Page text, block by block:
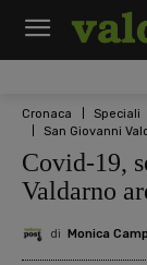
Cronaca Speciali
San Giovanni
Covid-19,
Valdarno
di Monica